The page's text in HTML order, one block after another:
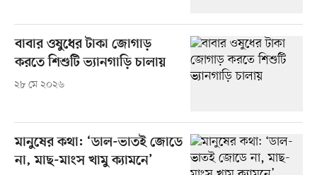
বাবার ওষুধের টাকা জোগাড়
করতে শিশুটি ভ্যানগাড়ি চালায়
২৮ মে ২০২৬
মানুষের কথা: ‘ডাল-ভাতই জোডে
না, মাছ-মাংস খামু ক্যামনে’